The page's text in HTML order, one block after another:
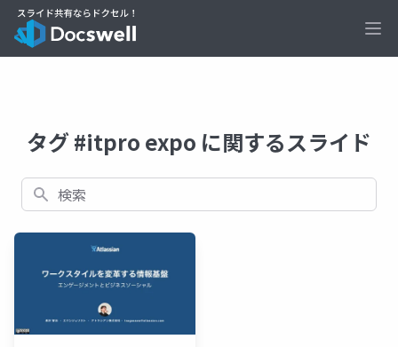
タグ #itpro expo に関するスライド
検索